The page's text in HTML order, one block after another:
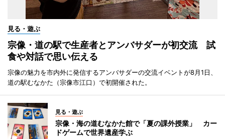
見る・遊ぶ
宗像・道の駅で生産者とアンバサダーが初交流 試
食や対話で思い伝える
宗像の魅力を市内外に発信するアンバサダーの交流イベントが8月1日、
道の駅むなかた（宗像市江口）で初開催された。
見る・遊ぶ
宗像・海の道むなかた館で「夏の課外授業」 カー
ドゲームで世界遺産学ぶ